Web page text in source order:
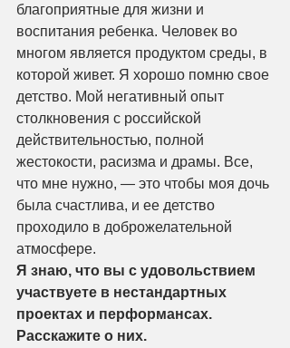
благоприятные для жизни и
воспитания ребенка. Человек во
многом является продуктом среды, в
которой живет. Я хорошо помню свое
детство. Мой негативный опыт
столкновения с российской
действительностью, полной
жестокости, расизма и драмы. Все,
что мне нужно, — это чтобы моя дочь
была счастлива, и ее детство
проходило в доброжелательной
атмосфере.
Я знаю, что вы с удовольствием
участвуете в нестандартных
проектах и перформансах.
Расскажите о них.